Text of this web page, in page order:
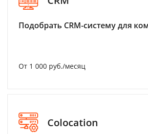
Подобрать CRM-систему для
От 1 000 руб./месяц
Colocation